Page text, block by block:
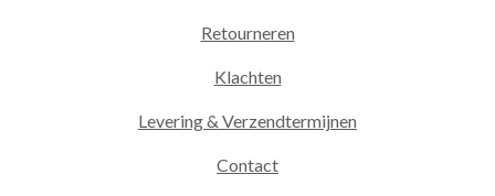
Retourneren
Klachten
Levering & Verzendtermijnen
Contact